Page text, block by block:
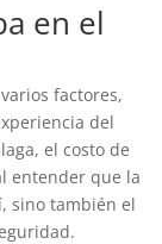
en el
factores,
del
el costo de
entender que la
sino también el